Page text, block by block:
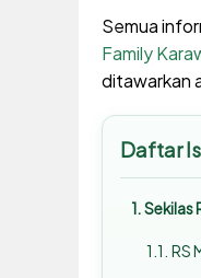
Semua
Family
ditawarkan
Daftar
Sekilas
RS